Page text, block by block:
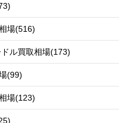
場(516)
ル買取相場(173)
(99)
場(123)